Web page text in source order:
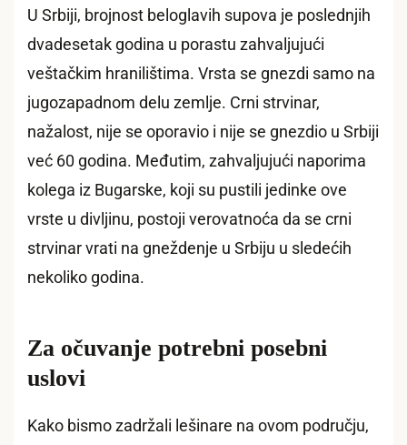
U Srbiji, brojnost beloglavih supova je poslednjih
dvadesetak godina u porastu zahvaljujući
veštačkim hranilištima. Vrsta se gnezdi samo na
jugozapadnom delu zemlje. Crni strvinar,
nažalost, nije se oporavio i nije se gnezdio u Srbiji
već 60 godina. Međutim, zahvaljujući naporima
kolega iz Bugarske, koji su pustili jedinke ove
vrste u divljinu, postoji verovatnoća da se crni
strvinar vrati na gneždenje u Srbiju u sledećih
nekoliko godina.
Za očuvanje potrebni posebni
uslovi
Kako bismo zadržali lešinare na ovom području,